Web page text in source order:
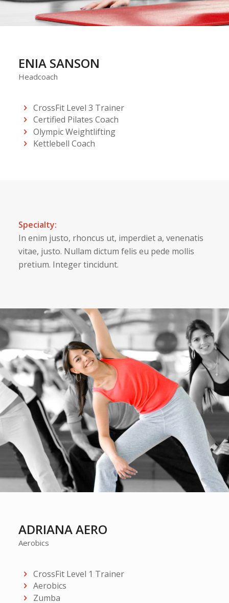
ENIA SANSON
Headcoach
CrossFit Level 3 Trainer
Certified Pilates Coach
Olympic Weightlifting
Kettlebell Coach
Specialty:
In enim justo, rhoncus ut, imperdiet a, venenatis
vitae, justo. Nullam dictum felis eu pede mollis
pretium. Integer tincidunt.
ADRIANA AERO
Aerobics
CrossFit Level 1 Trainer
Aerobics
Zumba